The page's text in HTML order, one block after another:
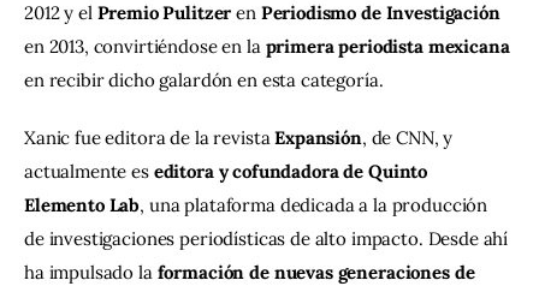
2012 y el Premio Pulitzer en Periodismo de Investigación
en 2013, convirtiéndose en la primera periodista mexicana
en recibir dicho galardón en esta categoría.
Xanic fue editora de la revista Expansión, de CNN, y
actualmente es editora y cofundadora de Quinto
Elemento Lab, una plataforma dedicada a la producción
de investigaciones periodísticas de alto impacto. Desde ahí
ha impulsado la formación de nuevas generaciones de